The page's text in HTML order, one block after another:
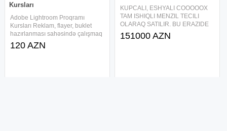
Kursları
Adobe Lightroom Proqramı
Kursları Reklam, flayer, buklet
hazırlanması sahəsində çalışmaq
istəyənlərin olmazsa olmaz
proqramı olan Adobe Lightroom
120 AZN
KUPCALI, ESHYALI COOOOOX
TAM ISHIQLI MENZIL TECILI
OLARAQ SATILIR. BU ERAZIDE
BU GIYMETE MENZIL YOXDUR.
TELESIN. Sürətlə inkişaf edən
151000 AZN